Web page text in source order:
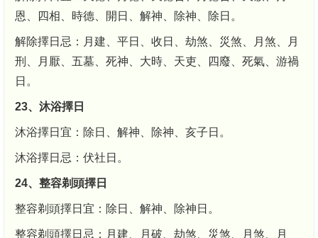
恩、四相、時德、開日、解神、除神、除日。
解除擇日忌：月建、平日、收日、劫煞、災煞、月煞、月
刑、月厭、五墓、死神、大時、天吏、四廢、死氣、游禍
日。
23、沐浴擇日
沐浴擇日宜：除日、解神、除神、亥子日。
沐浴擇日忌：伏社日。
24、整容剃頭擇日
整容剃頭擇日宜：除日、解神、除神日。
整容剃頭擇日忌：月建、月破、劫煞、災煞、月煞、月